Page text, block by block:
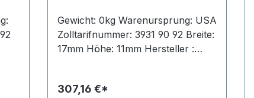
Gewicht: 0kg Warenursprung: USA
Zolltarifnummer: 3931 90 92 Breite:
17mm Höhe: 11mm Hersteller :
Ausführung: ohne Metallnieten
307,16 €*